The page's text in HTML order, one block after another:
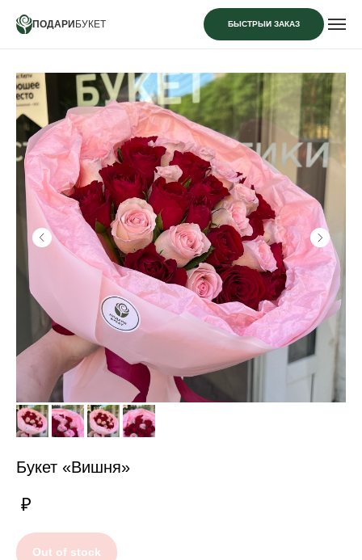
ПОДАРИ БУКЕТ БЫСТРЫЙ ЗАКАЗ
Букет «Вишня»
₽
Out of stock